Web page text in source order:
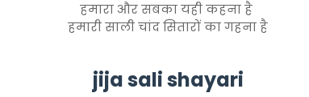
हमारा और सबका यही कहना है
हमारी साली चांद सितारों का गहना है
jija sali shayari